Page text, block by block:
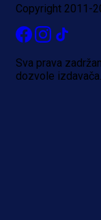
Copyright 2011-
Sva prava
dozvole izdavača.